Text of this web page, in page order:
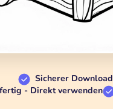
Sicherer Download
- Direkt verwenden